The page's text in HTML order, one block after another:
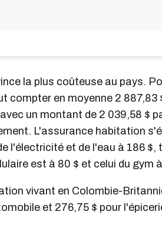
la plus coûteuse au pays.
compter en moyenne 2 887,83
un montant de 2 039,58 $
L'assurance habitation
l'électricité et de l'eau à 186 $,
est à 80 $ et celui du gym
vivant en Colombie-
et 276,75 $ pour